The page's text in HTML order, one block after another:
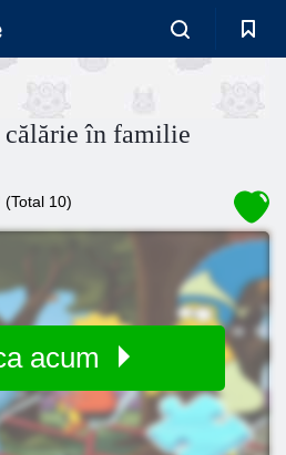
în familie
(Total 10)
acum